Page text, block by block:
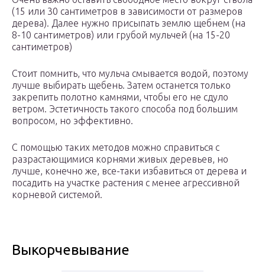
(15 или 30 сантиметров в зависимости от размеров
дерева). Далее нужно присыпать землю щебнем (на
8-10 сантиметров) или грубой мульчей (на 15-20
сантиметров)
Стоит помнить, что мульча смывается водой, поэтому
лучше выбирать щебень. Затем останется только
закрепить полотно камнями, чтобы его не сдуло
ветром. Эстетичность такого способа под большим
вопросом, но эффективно.
С помощью таких методов можно справиться с
разрастающимися корнями живых деревьев, но
лучше, конечно же, все-таки избавиться от дерева и
посадить на участке растения с менее агрессивной
корневой системой.
Выкорчевывание